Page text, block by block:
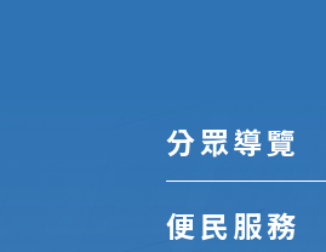
分眾導覽
便民服務